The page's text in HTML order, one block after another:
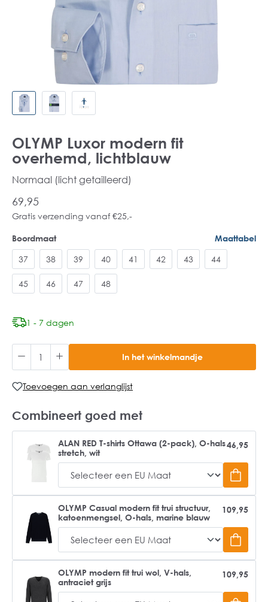
OLYMP Luxor modern fit
overhemd, lichtblauw
Normaal (licht getailleerd)
69,95
Gratis verzending vanaf €25,-
Boordmaat Maattabel
37 38 39 40 41 42 43 44
45 46 47 48
1 - 7 dagen
In het winkelmandje
Toevoegen aan verlanglijst
Combineert goed met
ALAN RED T-shirts Ottawa (2-pack), O-hals
stretch, wit
46,95
OLYMP Casual modern fit trui structuur,
katoenmengsel, O-hals, marine blauw
109,95
OLYMP modern fit trui wol, V-hals,
antraciet grijs
109,95